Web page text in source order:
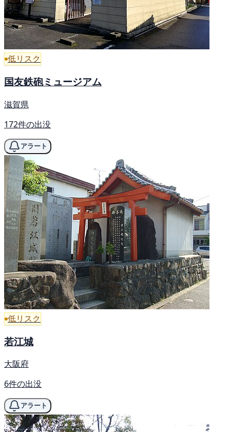
低リスク
国友鉄砲ミュージアム
滋賀県
172件の出没
アラート
低リスク
若江城
大阪府
6件の出没
アラート